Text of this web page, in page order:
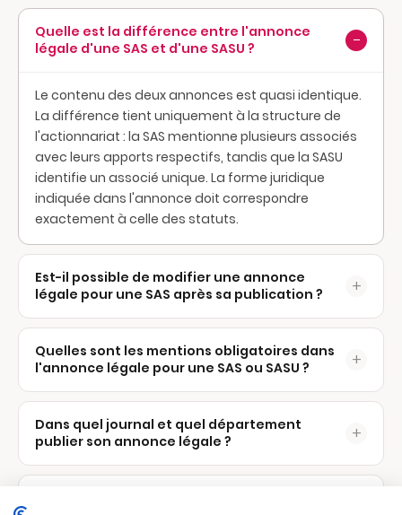
Quelle est la différence entre l'annonce
légale d'une SAS et d'une SASU ?
−
Le contenu des deux annonces est quasi identique.
La différence tient uniquement à la structure de
l'actionnariat : la SAS mentionne plusieurs associés
avec leurs apports respectifs, tandis que la SASU
identifie un associé unique. La forme juridique
indiquée dans l'annonce doit correspondre
exactement à celle des statuts.
Est-il possible de modifier une annonce
légale pour une SAS après sa publication ?
+
Une annonce légale publiée ne peut pas être
modifiée. En cas d'erreur, il est nécessaire de publier
ce qui engendre un coût supplémentaire. Pour éviter
cette situation, il est conseillé de relire
attentivement l'annonce avant validation et de
s'assurer de sa parfaite conformité avec les statuts
Quelles sont les mentions obligatoires dans
l'annonce légale pour une SAS ou SASU ?
+
L'annonce légale de constitution doit
impérativement contenir :
La dénomination sociale et la forme juridique
Dans quel journal et quel département
publier son annonce légale ?
+